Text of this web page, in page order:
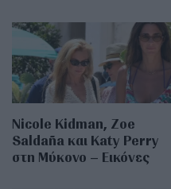
Nicole Kidman, Zoe
Saldaña και Katy Perry
στη Μύκονο – Εικόνες